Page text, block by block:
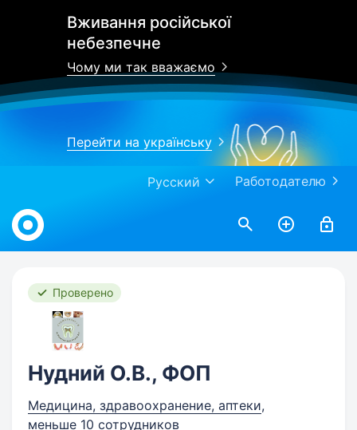
Вживання російської
небезпечне
Чому ми так вважаємо
Перейти на українську
Работодателю
Русский
Work.ua
Проверено
Нудний О.В., ФОП
Медицина, здравоохранение, аптеки,
меньше 10 сотрудников